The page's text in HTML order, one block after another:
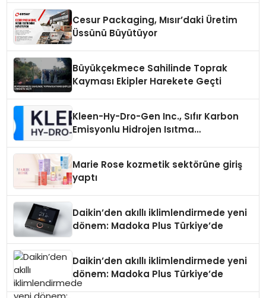
Cesur Packaging, Mısır’daki Üretim
Üssünü Büyütüyor
Büyükçekmece Sahilinde Toprak
Kayması Ekipler Harekete Geçti
Kleen-Hy-Dro-Gen Inc., Sıfır Karbon
Emisyonlu Hidrojen Isıtma
Marie Rose kozmetik sektörüne giriş
yaptı
Daikin’den akıllı iklimlendirmede yeni
dönem: Madoka Plus Türkiye’de
Daikin’den akıllı iklimlendirmede yeni
dönem: Madoka Plus Türkiye’de